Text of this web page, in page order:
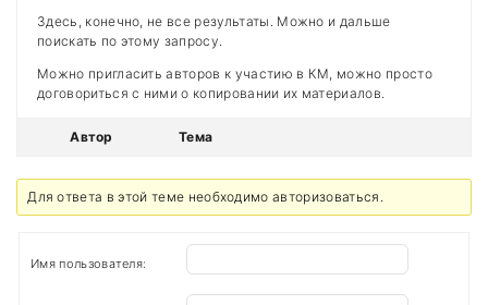
Здесь, конечно, не все результаты. Можно и дальше
поискать по этому запросу.
Можно пригласить авторов к участию в КМ, можно просто
договориться с ними о копировании их материалов.
Автор Тема
Для ответа в этой теме необходимо авторизоваться.
Имя пользователя: